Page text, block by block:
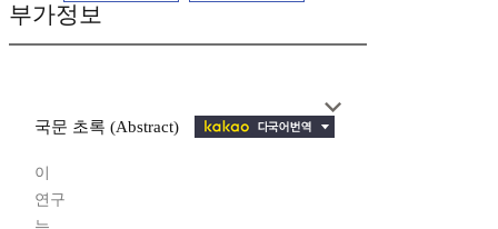
부가정보
국문 초록 (Abstract)
이
연구